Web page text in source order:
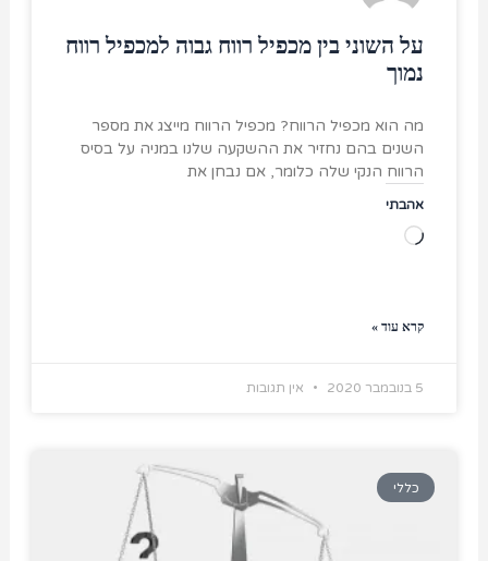
על השוני בין מכפיל רווח גבוה למכפיל רווח
נמוך
מה הוא מכפיל הרווח? מכפיל הרווח מייצג את מספר
השנים בהם נחזיר את ההשקעה שלנו במניה על בסיס
הרווח הנקי שלה כלומר, אם נבחן את
אהבתי
טוען...
קרא עוד »
5 בנובמבר 2020 אין תגובות
כללי